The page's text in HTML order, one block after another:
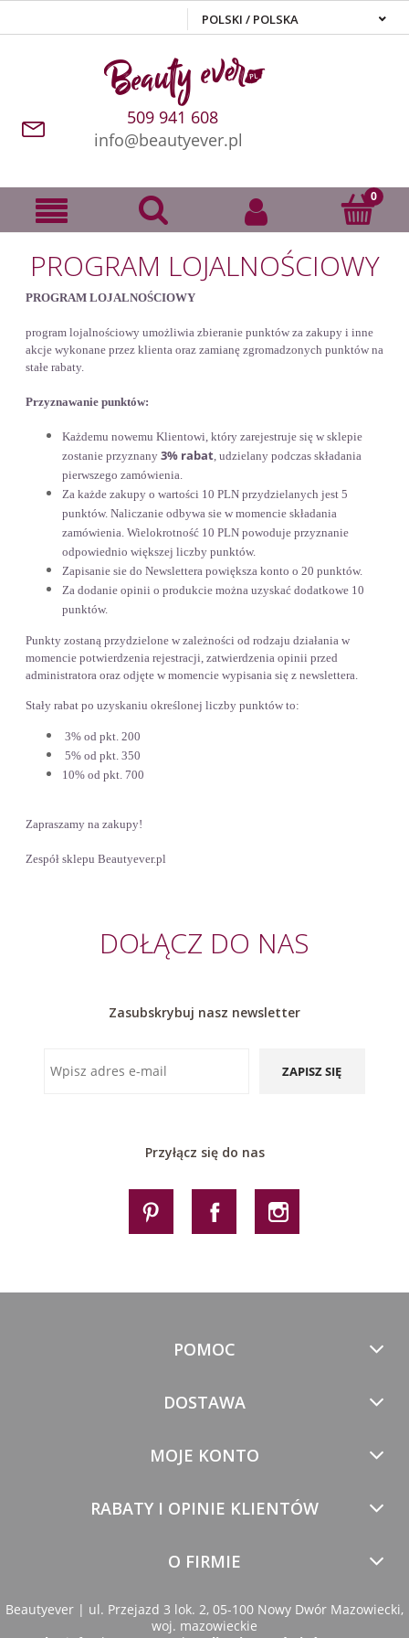
509 941 608
info@beautyever.pl
PROGRAM LOJALNOŚCIOWY
PROGRAM LOJALNOŚCIOWY
program lojalnościowy umożliwia zbieranie punktów za zakupy i inne
akcje wykonane przez klienta oraz zamianę zgromadzonych punktów na
stałe rabaty.
Przyznawanie punktów:
Każdemu nowemu Klientowi, który zarejestruje się w sklepie
zostanie przyznany 3% rabat , udzielany podczas składania
pierwszego zamówienia.
Za każde zakupy o wartości 10 PLN przydzielanych jest 5
punktów. Naliczanie odbywa sie w momencie składania
zamówienia. Wielokrotność 10 PLN powoduje przyznanie
odpowiednio większej liczby punktów.
Zapisanie sie do Newslettera powiększa konto o 20 punktów.
Za dodanie opinii o produkcie można uzyskać dodatkowe 10
punktów.
Punkty zostaną przydzielone w zależności od rodzaju działania w
momencie potwierdzenia rejestracji, zatwierdzenia opinii przed
administratora oraz odjęte w momencie wypisania się z newslettera.
Stały rabat po uzyskaniu określonej liczby punktów to:
3% od pkt. 200
5% od pkt. 350
10% od pkt. 700
Zapraszamy na zakupy!
Zespół sklepu Beautyever.pl
DOŁĄCZ DO NAS
Zasubskrybuj nasz newsletter
ZAPISZ SIĘ
Przyłącz się do nas
POMOC
DOSTAWA
MOJE KONTO
RABATY I OPINIE KLIENTÓW
O FIRMIE
Beautyever | ul. Przejazd 3 lok. 2, 05-100 Nowy Dwór Mazowiecki,
woj. mazowieckie